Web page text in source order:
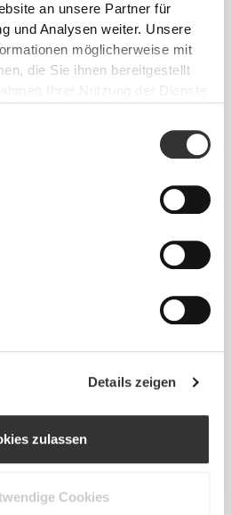
an unsere Partner für
und Analysen weiter. Unsere
möglicherweise mit
die Sie ihnen bereitgestellt
Ihrer Nutzung der Dienste
Details zeigen
zulassen
Cookies
Behälter
- 3,14" (ø) x 2,36" (H)
- BPA-freier Kunststoff